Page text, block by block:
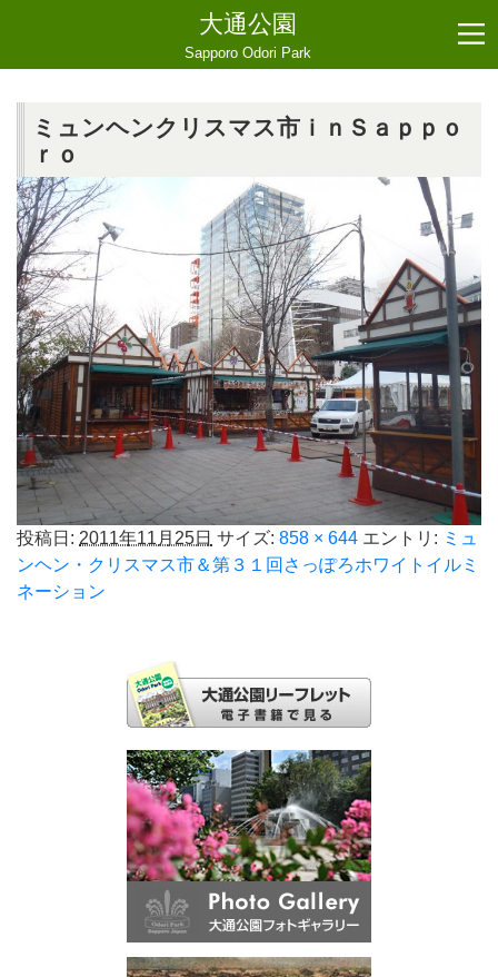
大通公園
Sapporo Odori Park
ミュンヘンクリスマス市ｉｎＳａｐｐｏ
ｒｏ
投稿日: 2011年11月25日 サイズ: 858 × 644 エントリ: ミュ
ンヘン・クリスマス市＆第３１回さっぽろホワイトイルミ
ネーション